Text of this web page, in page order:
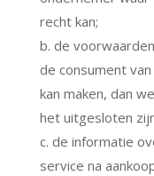
recht kan;
b. de
de consument
kan maken, dan
het uitgesloten
c. de informatie
service na